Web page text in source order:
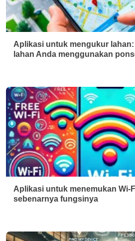
Aplikasi untuk mengukur
lahan Anda menggunakan
Aplikasi untuk menemukan Wi-
sebenarnya fungsinya